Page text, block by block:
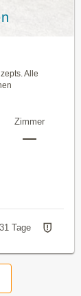
Alle
Zimmer
—
Tage